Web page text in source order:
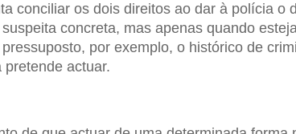
conciliar os dois direitos ao dar à polícia o
concreta, mas apenas quando
por exemplo, o histórico de
actuar.